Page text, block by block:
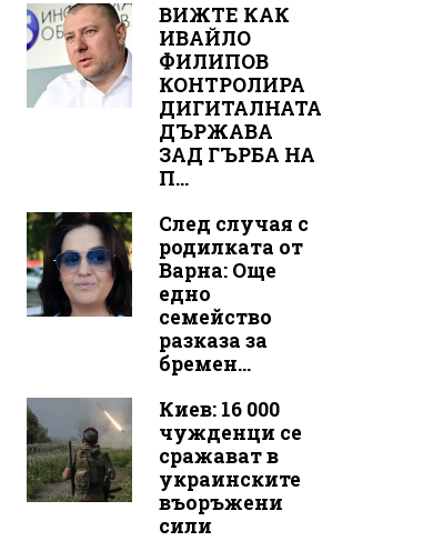
ВИЖТЕ КАК
ИВАЙЛО
ФИЛИПОВ
КОНТРОЛИРА
ДИГИТАЛНАТА
ДЪРЖАВА
ЗАД ГЪРБА НА
П...
След случая с
родилката от
Варна: Още
едно
семейство
разказа за
бремен...
Киев: 16 000
чужденци се
сражават в
украинските
въоръжени
сили